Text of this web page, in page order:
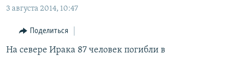
навигации
Вернутся
УЗБЕКИСТАН
ТАДЖИКИСТАН
НА ДРУГИХ ЯЗЫКАХ
ҚАЗАҚША
КЫРГЫЗЧА
3 августа 2014, 10:47
Поделиться
На севере Ирака 87 человек погибли в